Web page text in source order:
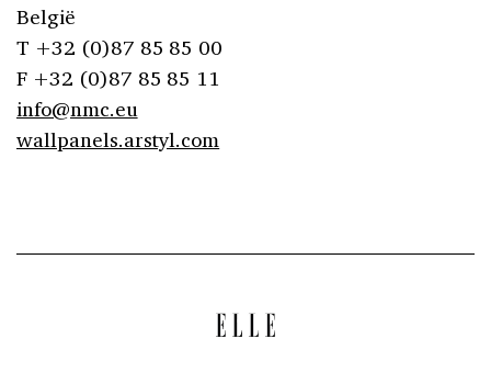
België
T +32 (0)87 85 85 00
F +32 (0)87 85 85 11
info@nmc.eu
wallpanels.arstyl.com